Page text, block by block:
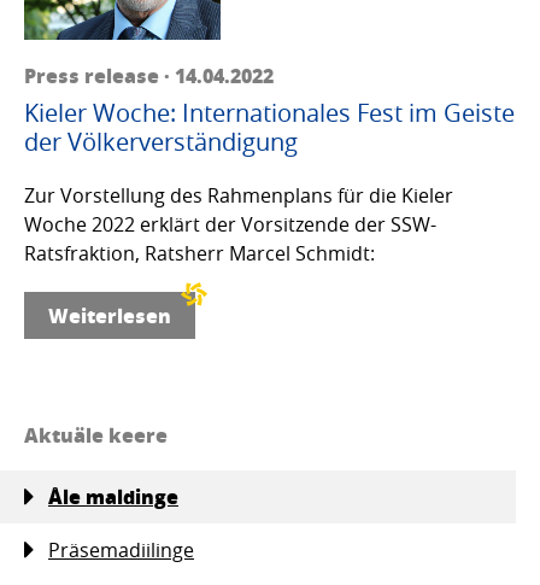
Press release · 14.04.2022
Kieler Woche: Internationales Fest im Geiste
der Völkerverständigung
Zur Vorstellung des Rahmenplans für die Kieler
Woche 2022 erklärt der Vorsitzende der SSW-
Ratsfraktion, Ratsherr Marcel Schmidt:
Weiterlesen
Aktuäle keere
Åle maldinge
Präsemadiilinge